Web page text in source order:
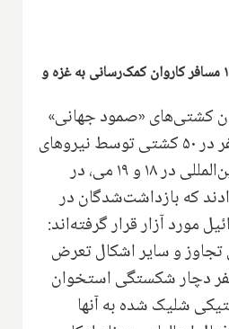
تجاوز جنسی اسرائیل به ۱۵ مسافر کاروان کمک‌رسانی به غزه و
کشتی‌های «صمود جهانی»
پس از بازداشت ۴۳۰ نفر در ۵۰ کشتی توسط نیروهای
اسرائیلی در آب‌های بین‌المللی در ۱۸ و ۱۹ می، در
که بازداشت‌شدگان در
مورد آزار قرار گرفته‌اند:
گزارش تجاوز و سایر اشکال تعرض
دچار شکستگی استخوان
شلیک شده به آنها